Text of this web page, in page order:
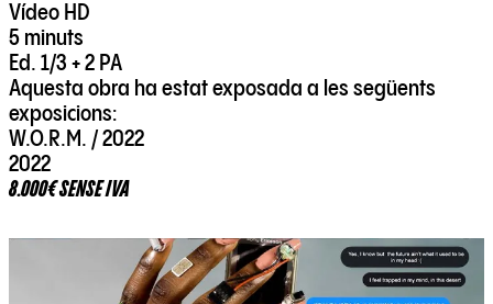
Vídeo HD
5 minuts
Ed. 1/3 + 2 PA
Aquesta obra ha estat exposada a les següents
exposicions:
W.O.R.M. / 2022
2022
8.000€ SENSE IVA